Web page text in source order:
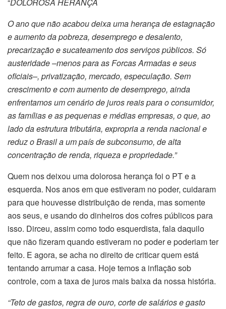
“DOLOROSA HERANÇA
O ano que não acabou deixa uma herança de estagnação
e aumento da pobreza, desemprego e desalento,
precarização e sucateamento dos serviços públicos. Só
austeridade –menos para as Forcas Armadas e seus
oficiais–, privatização, mercado, especulação. Sem
crescimento e com aumento de desemprego, ainda
enfrentamos um cenário de juros reais para o consumidor,
as famílias e as pequenas e médias empresas, o que, ao
lado da estrutura tributária, expropria a renda nacional e
reduz o Brasil a um país de subconsumo, de alta
concentração de renda, riqueza e propriedade.”
Quem nos deixou uma dolorosa herança foi o PT e a
esquerda. Nos anos em que estiveram no poder, cuidaram
para que houvesse distribuição de renda, mas somente
aos seus, e usando do dinheiros dos cofres públicos para
isso. Dirceu, assim como todo esquerdista, fala daquilo
que não fizeram quando estiveram no poder e poderiam ter
feito. E agora, se acha no direito de criticar quem está
tentando arrumar a casa. Hoje temos a inflação sob
controle, com a taxa de juros mais baixa da nossa história.
“Teto de gastos, regra de ouro, corte de salários e gasto